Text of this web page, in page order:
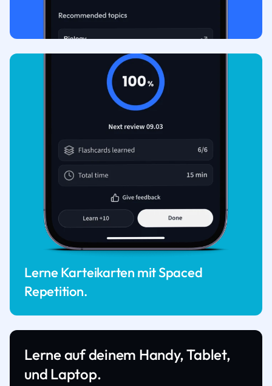
Lerne Karteikarten mit Spaced
Repetition.
Lerne auf deinem Handy, Tablet,
und Laptop.